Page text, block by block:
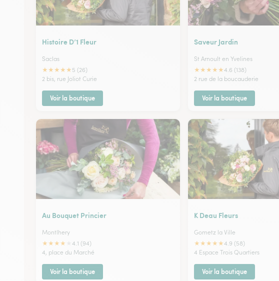
Histoire D’1 Fleur
Saclas
★★★★★ 5 (26)
2 bis, rue Joliot Curie
Voir la boutique
Saveur Jardin
St Arnoult en Yvelines
★★★★★4.6 (138)
2 rue de la boucauderie
Voir la boutique
Au Bouquet Princier
Montlhery
★★★★
4.1 (94)
4, place du Marché
Voir la boutique
K Deau Fleurs
Gometz la Ville
★★★★★4.9 (58)
4 Espace Trois Quartiers
Voir la boutique